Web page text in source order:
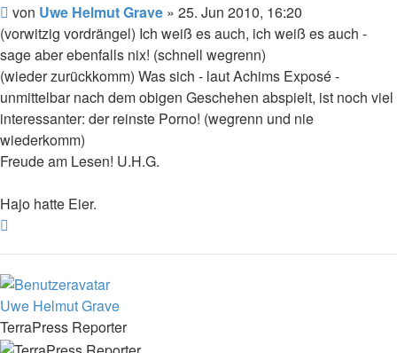
Beitrag
von Uwe Helmut Grave » 25. Jun 2010, 16:20
(vorwitzig vordrängel) Ich weiß es auch, ich weiß es auch -
sage aber ebenfalls nix! (schnell wegrenn)
(wieder zurückkomm) Was sich - laut Achims Exposé -
unmittelbar nach dem obigen Geschehen abspielt, ist noch viel
interessanter: der reinste Porno! (wegrenn und nie
wiederkomm)
Freude am Lesen! U.H.G.
Hajo hatte Eier.
Uwe Helmut Grave
TerraPress Reporter